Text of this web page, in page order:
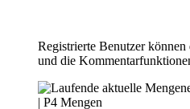
Registrierte Benutzer
und die